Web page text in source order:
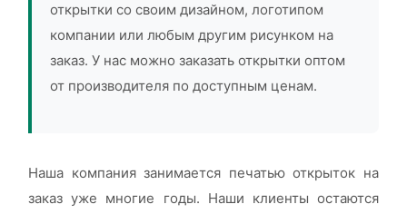
открытки со своим дизайном, логотипом
компании или любым другим рисунком на
заказ. У нас можно заказать открытки оптом
от производителя по доступным ценам.
Наша компания занимается печатью открыток на
заказ уже многие годы. Наши клиенты остаются